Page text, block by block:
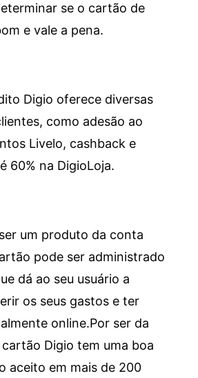
se o cartão de
e vale a pena.
Digio oferece diversas
como adesão ao
Livelo, cashback e
60% na DigioLoja.
um produto da conta
pode ser administrado
dá ao seu usuário a
os seus gastos e ter
online.Por ser da
Digio tem uma boa
aceito em mais de 200